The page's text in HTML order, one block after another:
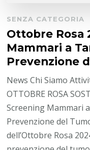
SENZA CATEGORIA
Ottobre Rosa
Mammari a
Prevenzione
News Chi Siamo
OTTOBRE ROSA
Screening Mammari
Prevenzione del
dell’Ottobre Rosa